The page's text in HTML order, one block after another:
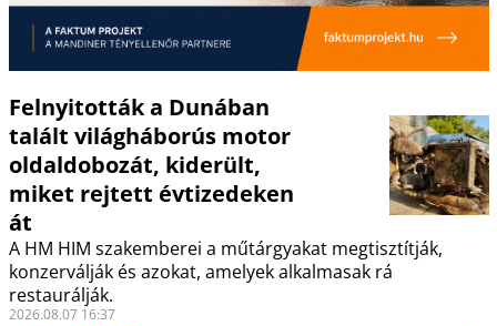
Felnyitották a Dunában
talált világháborús motor
oldaldobozát, kiderült,
miket rejtett évtizedeken
át
A HM HIM szakemberei a műtárgyakat megtisztítják,
konzerválják és azokat, amelyek alkalmasak rá
restaurálják.
2026.08.07 16:37